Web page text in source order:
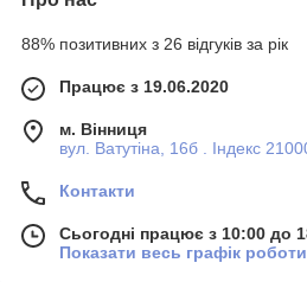
88% позитивних з 26 відгуків за рік
Працює з 19.06.2020
м. Вінниця
вул. Ватутіна, 16б . Індекс
Контакти
Сьогодні працює з 10:00 до
Показати весь графік роботи